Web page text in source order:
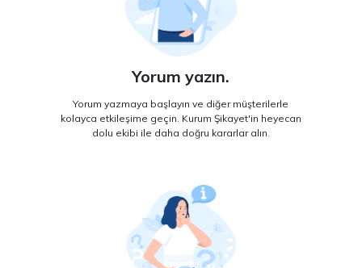
Yorum yazın.
Yorum yazmaya başlayın ve diğer müşterilerle
kolayca etkileşime geçin. Kurum Şikayet'in heyecan
dolu ekibi ile daha doğru kararlar alın.